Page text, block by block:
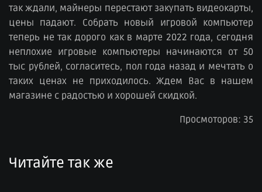
так ждали, майнеры перестают закупать видеокарты,
цены падают. Собрать новый игровой компьютер
теперь не так дорого как в марте 2022 года, сегодня
неплохие игровые компьютеры начинаются от 50
тыс рублей, согласитесь, пол года назад и мечтать о
таких ценах не приходилось. Ждем Вас в нашем
магазине с радостью и хорошей скидкой.
Просмоторов: 35
Читайте так же